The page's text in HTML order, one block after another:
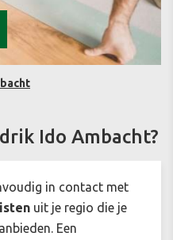
Ido Ambacht?
in contact met
uit je regio die je
Een